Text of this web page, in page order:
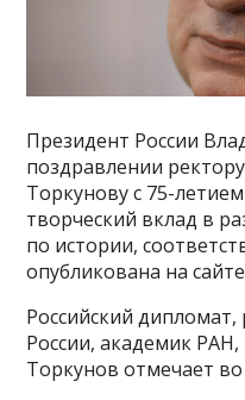
Президент России
поздравлении
Торкунову с 75-
творческий вклад в
по истории,
опубликована на
Российский
России, академик
Торкунов отмечает